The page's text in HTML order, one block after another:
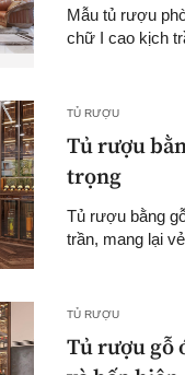
Mẫu tủ rượu
chữ I cao kịch
TỦ RƯỢU
Tủ rượu
trọng
Tủ rượu bằng
trần, mang lại
TỦ RƯỢU
Tủ rượu gỗ